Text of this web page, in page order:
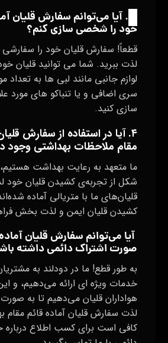
. آیا می‌توانم سفارش قلیان
خود را شخصی‌ سازی کنم؟
قطعاً! سفارش قلیان خود را
لذت ببرید. شما می توانید قلیان
لوازم جانبی مانند لبی ها به تعداد
سری اضافی و یا تنباکو های مورد
سازی کنید.
۴. آیا در استفاده از سفارش
مقام ملاحظات بهداشتی وجود
ما متعهد به رعایت بهداشت هستیم،
شکل از تجربه‌ی کشیدن قلیان خود
قلیان‌های ما با متریالی آماده
کشیدن قلیان ایمن و لذت‌ بخش
آیا می‌توانم سفارش قلیان
صورت اشتراک دائمی داشته
به طور قطع! ما در دودلند به
خدمات ویژه ای ارائه می‌دهیم، و
هواداران قلیان می‌دهیم تا به
لذت سفارش قلیان آماده قائم مقام
کافی است برای کسب اطلاع